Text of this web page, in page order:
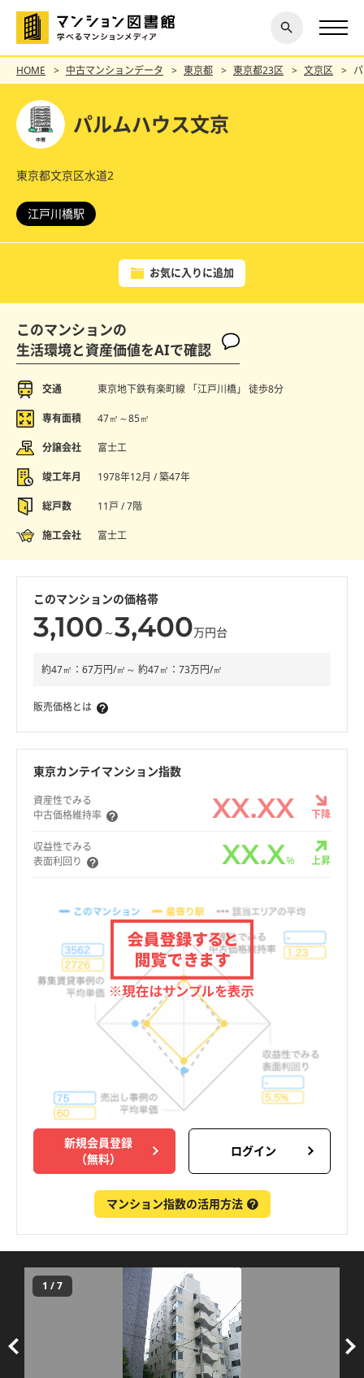
探す
閉じ
る
HOME 中古マンションデータ 東京都 東京都23区 文京区
パルムハウス文京
東京都文京区水道2
江戸川橋駅
お気に入りに追加
このマンションの
生活環境と資産価値をAIで確認
交通 東京地下鉄有楽町線 「江戸川橋」 徒歩8分
専有面積 47㎡～85㎡
分譲会社 富士工
竣工年月 1978年12月 / 築47年
総戸数 11戸 / 7階
施工会社 富士工
このマンションの価格帯
3,100 ～3,400万円台
約47㎡：67万円/㎡～ 約47㎡：73万円/㎡
販売価格とは
東京カンテイマンション指数
資産性でみる
中古価格維持率
XX.XX 下降
収益性でみる
表面利回り
XX.X% 上昇
新規会員登録
（無料）
ログイン
マンション指数の活用方法
1 /7